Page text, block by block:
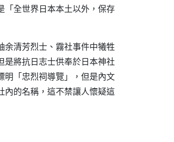
「全世界日本本土以外，保存
余清芳烈士、霧社事件中犧牲
是將抗日志士供奉於日本神社
明「忠烈祠導覽」，但是內文
內的名稱，這不禁讓人懷疑這